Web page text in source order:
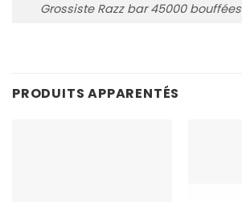
Grossiste Razz bar 45000
PRODUITS APPARENTÉS